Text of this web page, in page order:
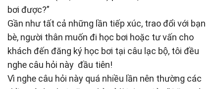
bơi được?”
Gần như tất cả những lần tiếp xúc, trao đổi với bạn
bè, người thân muốn đi học bơi hoặc tư vấn cho
khách đến đăng ký học bơi tại câu lạc bộ, tôi đều
nghe câu hỏi này đầu tiên!
Vì nghe câu hỏi này quá nhiều lần nên thường các